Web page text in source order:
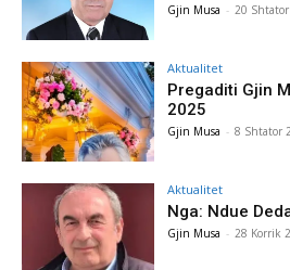
Gjin Musa - 20
Aktualitet
Pregaditi Gjin
2025
Gjin Musa - 8 Shtator
Aktualitet
Nga: Ndue
Gjin Musa - 28 Korrik